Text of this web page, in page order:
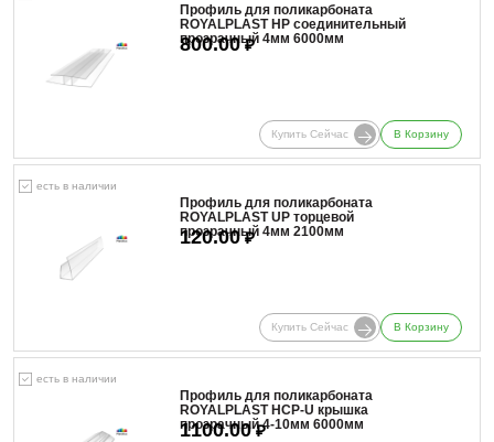
Профиль для поликарбоната
ROYALPLAST HP соединительный
прозрачный 4мм 6000мм
800.00₽
Купить Сейчас В Корзину
есть в наличии
Профиль для поликарбоната
ROYALPLAST UP торцевой
прозрачный 4мм 2100мм
120.00₽
Купить Сейчас В Корзину
есть в наличии
Профиль для поликарбоната
ROYALPLAST HCP-U крышка
прозрачный 4-10мм 6000мм
1100.00₽